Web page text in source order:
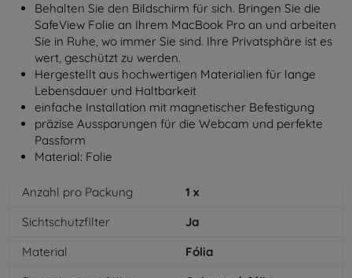
Behalten Sie den Bildschirm für sich. Bringen Sie die
SafeView Folie an Ihrem MacBook Pro an und arbeiten
Sie in Ruhe, wo immer Sie sind. Ihre Privatsphäre ist es
wert, geschützt zu werden.
Hergestellt aus hochwertigen Materialien für lange
Lebensdauer und Haltbarkeit
einfache Installation mit magnetischer Befestigung
präzise Aussparungen für die Webcam und perfekte
Passform
Material: Folie
Anzahl pro Packung 1 x
Sichtschutzfilter
Ja
Material
Fólia